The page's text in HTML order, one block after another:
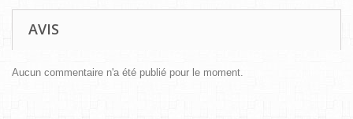
AVIS
Aucun commentaire n'a été publié pour le moment.